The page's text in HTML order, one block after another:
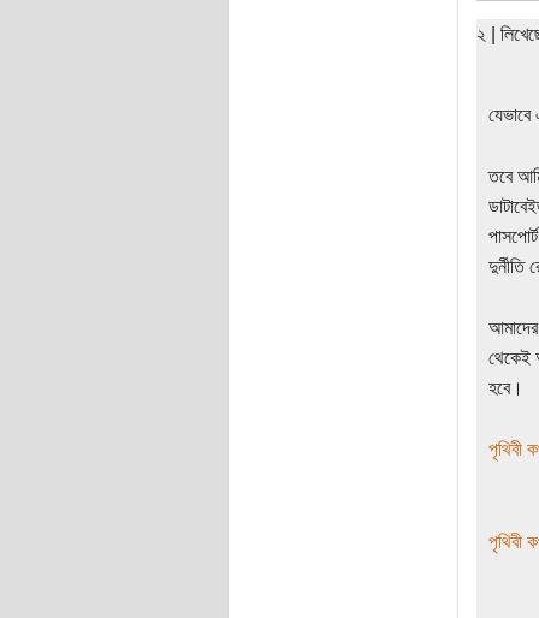
২ |
তবে
থেকেই
হবে।
পৃথিবী
পৃথিবী